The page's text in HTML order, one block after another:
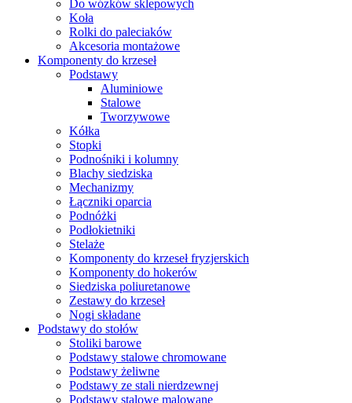
Do wózków sklepowych
Koła
Rolki do paleciaków
Akcesoria montażowe
Komponenty do krzeseł
Podstawy
Aluminiowe
Stalowe
Tworzywowe
Kółka
Stopki
Podnośniki i kolumny
Blachy siedziska
Mechanizmy
Łączniki oparcia
Podnóżki
Podłokietniki
Stelaże
Komponenty do krzeseł fryzjerskich
Komponenty do hokerów
Siedziska poliuretanowe
Zestawy do krzeseł
Nogi składane
Podstawy do stołów
Stoliki barowe
Podstawy stalowe chromowane
Podstawy żeliwne
Podstawy ze stali nierdzewnej
Podstawy stalowe malowane